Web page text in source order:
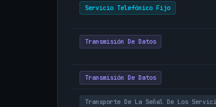
Servicio Telefónico Fijo
Transmisión De Datos
Transmisión De Datos
Transporte De La Señal De Los